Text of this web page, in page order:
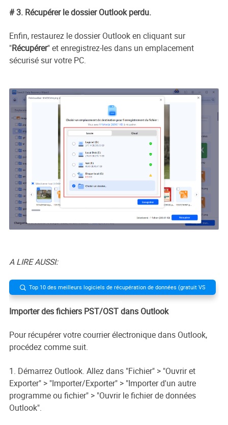
# 3. Récupérer le dossier Outlook perdu.
Enfin, restaurez le dossier Outlook en cliquant sur
"Récupérer" et enregistrez-les dans un emplacement
sécurisé sur votre PC.
A LIRE AUSSI:
 Top 10 des meilleurs logiciels de récupération de données (gratuit VS
Importer des fichiers PST/OST dans Outlook
Pour récupérer votre courrier électronique dans Outlook,
procédez comme suit.
1. Démarrez Outlook. Allez dans "Fichier" > "Ouvrir et
Exporter" > "Importer/Exporter" > "Importer d'un autre
programme ou fichier" > "Ouvrir le fichier de données
Outlook".